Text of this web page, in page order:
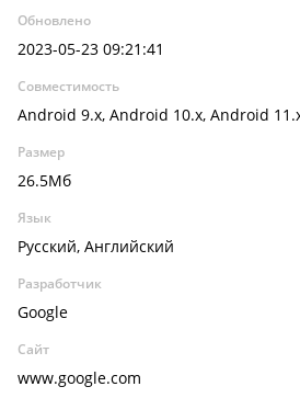
Обновлено
2023-05-23 09:21:41
Совместимость
Android 9.x, Android 10.x, Android
Размер
26.5Мб
Язык
Русский, Английский
Разработчик
Google
Сайт
www.google.com